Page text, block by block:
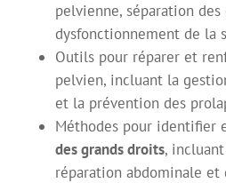
pelvienne, séparation
dysfonctionnement de la
Outils pour réparer et
pelvien, incluant la
et la prévention des
Méthodes pour identifier
des grands droits,
réparation abdominale et